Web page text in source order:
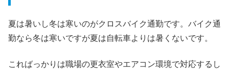
夏は暑いし冬は寒いのがクロスバイク通勤です。バイク通
勤なら冬は寒いですが夏は自転車よりは暑くないです。
こればっかりは職場の更衣室やエアコン環境で対応するし